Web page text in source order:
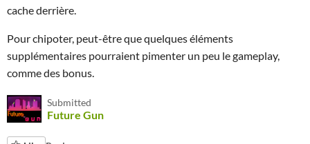
cache derrière.
Pour chipoter, peut-être que quelques éléments
supplémentaires pourraient pimenter un peu le gameplay,
comme des bonus.
Submitted
Future Gun